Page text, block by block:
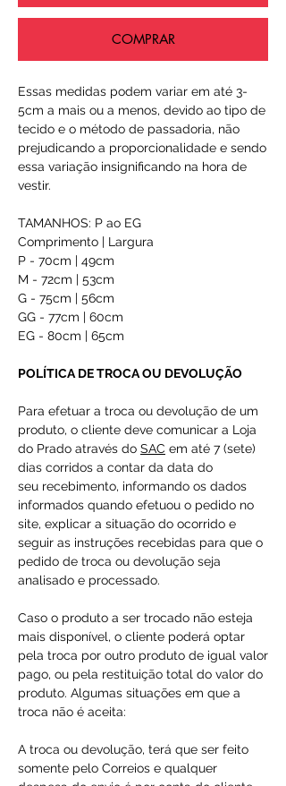
COMPRAR
Essas medidas podem variar em até 3-
5cm a mais ou a menos, devido ao tipo de
tecido e o método de passadoria, não
prejudicando a proporcionalidade e sendo
essa variação insignificando na hora de
vestir.
TAMANHOS: P ao EG
Comprimento | Largura
P - 70cm | 49cm
M - 72cm | 53cm
G - 75cm | 56cm
GG - 77cm | 60cm
EG - 80cm | 65cm
POLÍTICA DE TROCA OU DEVOLUÇÃO
Para efetuar a troca ou devolução de um
produto, o cliente deve comunicar a Loja
do Prado através do SAC em até 7 (sete)
dias corridos a contar da data do
seu recebimento, informando os dados
informados quando efetuou o pedido no
site, explicar a situação do ocorrido e
seguir as instruções recebidas para que o
pedido de troca ou devolução seja
analisado e processado.
Caso o produto a ser trocado não esteja
mais disponível, o cliente poderá optar
pela troca por outro produto de igual valor
pago, ou pela restituição total do valor do
produto. Algumas situações em que a
troca não é aceita:
A troca ou devolução, terá que ser feito
somente pelo Correios e qualquer